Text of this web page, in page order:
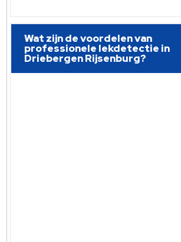
Wat zijn de voordelen van
professionele lekdetectie in
Driebergen Rijsenburg?